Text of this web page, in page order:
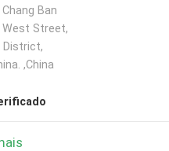
Ban
West Street,
District,
,China